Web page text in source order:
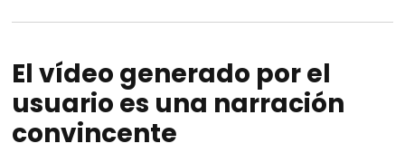
El vídeo generado por el
usuario es una narración
convincente